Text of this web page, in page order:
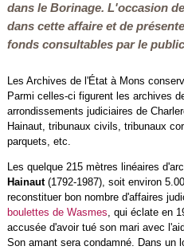
dans le Borinage. L'occasion
dans cette affaire et de
fonds consultables par le
Les Archives de l'État à Mons
Parmi celles-ci figurent les archives
arrondissements judiciaires de
Hainaut, tribunaux civils, tribunaux
parquets, etc.
Les quelque 215 mètres linéaires
Hainaut (1792-1987), soit environ
reconstituer bon nombre d'affaires
boulettes de Wasmes , qui éclate en
accusée d'avoir tué son mari avec
Son amant sera condamné. Dans un